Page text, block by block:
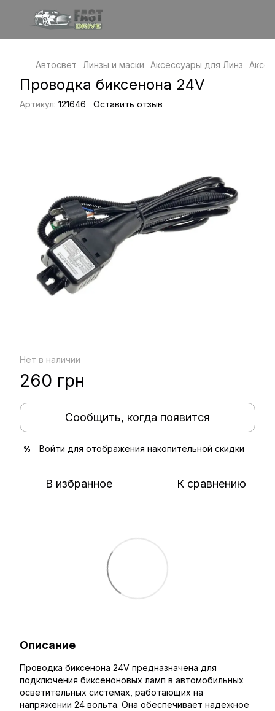
Автосвет Линзы и маски Аксессуары для Линз
Проводка биксенона 24V
Артикул: 121646 Оставить отзыв
Нет в наличии
260 грн
Сообщить, когда появится
% Войти для отображения накопительной скидки
В избранное К сравнению
Описание
Проводка биксенона 24V предназначена для
подключения биксеноновых ламп в автомобильных
осветительных системах, работающих на
напряжении 24 вольта. Она обеспечивает надежное